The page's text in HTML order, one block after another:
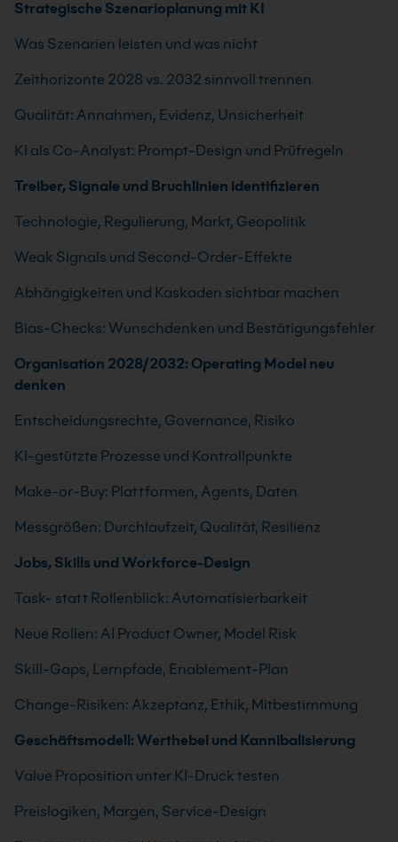
Strategische Szenarioplanung mit KI
Was Szenarien leisten und was nicht
Zeithorizonte 2028 vs. 2032 sinnvoll trennen
Qualität: Annahmen, Evidenz, Unsicherheit
KI als Co-Analyst: Prompt-Design und Prüfregeln
Treiber, Signale und Bruchlinien identifizieren
Technologie, Regulierung, Markt, Geopolitik
Weak Signals und Second-Order-Effekte
Abhängigkeiten und Kaskaden sichtbar machen
Bias-Checks: Wunschdenken und Bestätigungsfehler
Organisation 2028/2032: Operating Model neu
denken
Entscheidungsrechte, Governance, Risiko
KI-gestützte Prozesse und Kontrollpunkte
Make-or-Buy: Plattformen, Agents, Daten
Messgrößen: Durchlaufzeit, Qualität, Resilienz
Jobs, Skills und Workforce-Design
Task- statt Rollenblick: Automatisierbarkeit
Neue Rollen: AI Product Owner, Model Risk
Skill-Gaps, Lernpfade, Enablement-Plan
Change-Risiken: Akzeptanz, Ethik, Mitbestimmung
Geschäftsmodell: Werthebel und Kannibalisierung
Value Proposition unter KI-Druck testen
Preislogiken, Margen, Service-Design